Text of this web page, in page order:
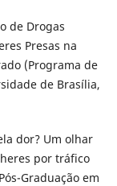
de Drogas
Presas na
(Programa de
de Brasília,
dor? Um olhar
por tráfico
Graduação em